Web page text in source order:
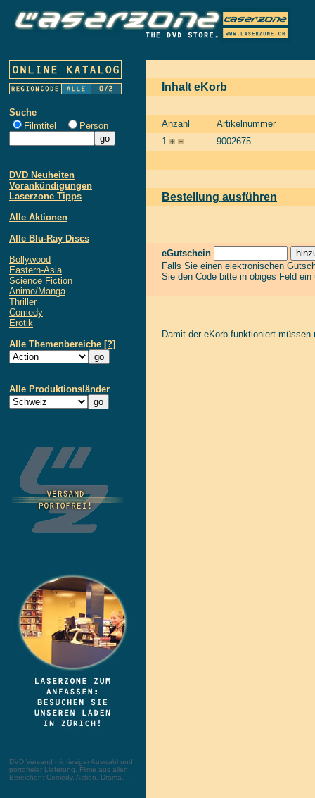
Suche
Filmtitel
Person
DVD Neuheiten
Vorankündigungen
Laserzone Tipps
Alle Aktionen
Alle Blu-Ray Discs
Bollywood
Eastern-Asia
Science Fiction
Anime/Manga
Thriller
Comedy
Erotik
Alle Themenbereiche [?]
Alle Produktionsländer
DVD Versand mit riesiger Auswahl und
portofreier Lieferung. Filme aus allen
Bereichen: Comedy, Action, Drama, ...
Inhalt eKorb
Anzahl
Artikelnummer
1
9002675
Bestellung ausführen
eGutschein
Falls Sie einen elektronischen
Sie den Code bitte in obiges Feld
Damit der eKorb funktioniert